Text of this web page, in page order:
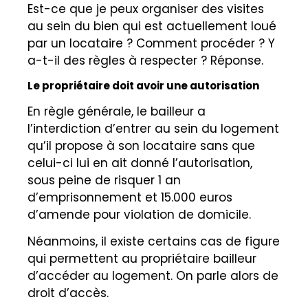
Est-ce que je peux organiser des visites
au sein du bien qui est actuellement loué
par un locataire ? Comment procéder ? Y
a-t-il des règles à respecter ? Réponse.
Le propriétaire doit avoir une autorisation
En règle générale, le bailleur a
l’interdiction d’entrer au sein du logement
qu’il propose à son locataire sans que
celui-ci lui en ait donné l’autorisation,
sous peine de risquer 1 an
d’emprisonnement et 15.000 euros
d’amende pour violation de domicile.
Néanmoins, il existe certains cas de figure
qui permettent au propriétaire bailleur
d’accéder au logement. On parle alors de
droit d’accès.